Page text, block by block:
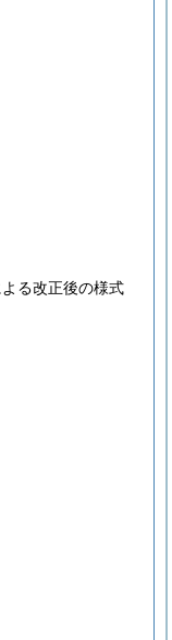
る改正後の様式